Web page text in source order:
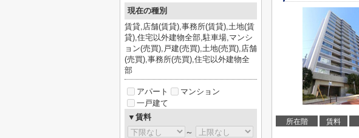
所在階 賃料
現在の種別
賃貸,店舗(賃貸),事務所(賃貸),土地(賃
貸),住宅以外建物全部,駐車場,マンシ
ョン(売買),戸建(売買),土地(売買),店舗
(売買),事務所(売買),住宅以外建物全
部
アパート
マンション
一戸建て
▼賃料
～